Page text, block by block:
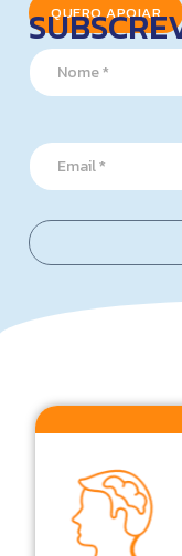
QUERO APOIAR
*
E
m
l
E
m
i
l
N
a
m
E
m
a
l
*